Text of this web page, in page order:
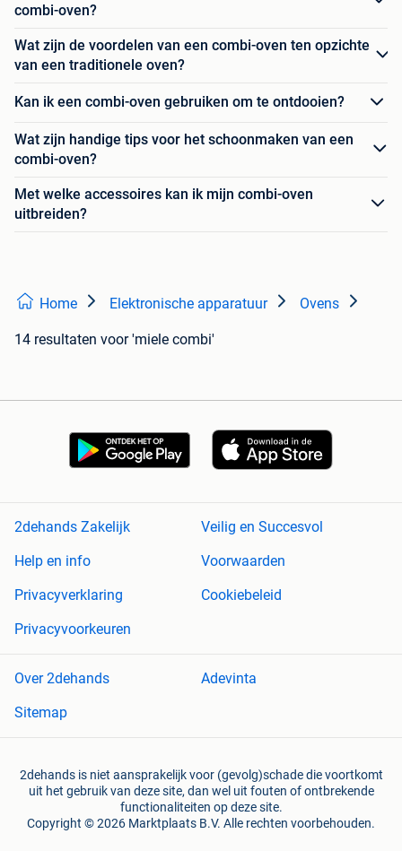
combi-oven?
Wat zijn de voordelen van een combi-oven ten opzichte
van een traditionele oven?
Kan ik een combi-oven gebruiken om te ontdooien?
Wat zijn handige tips voor het schoonmaken van een
combi-oven?
Met welke accessoires kan ik mijn combi-oven
uitbreiden?
Home Elektronische apparatuur Ovens
14 resultaten voor 'miele combi'
2dehands Zakelijk
Veilig en Succesvol
Help en info
Voorwaarden
Privacyverklaring
Cookiebeleid
Privacyvoorkeuren
Over 2dehands
Adevinta
Sitemap
2dehands is niet aansprakelijk voor (gevolg)schade die voortkomt
uit het gebruik van deze site, dan wel uit fouten of ontbrekende
functionaliteiten op deze site.
Copyright © 2026 Marktplaats B.V. Alle rechten voorbehouden.